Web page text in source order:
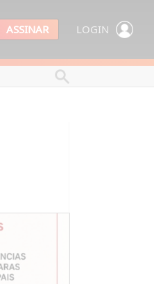
ASSINAR LOGIN